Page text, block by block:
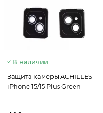
В наличии
Защита камеры ACHILLES
iPhone 15/15 Plus Green